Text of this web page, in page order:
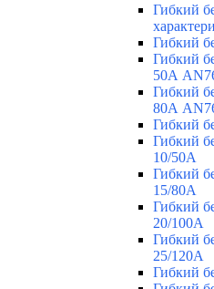
Гибкий
Гибкий
Гибкий
50А
Гибкий
80А
Гибкий
Гибкий
10/50A
Гибкий
15/80A
Гибкий
20/100A
Гибкий
25/120A
Гибкий